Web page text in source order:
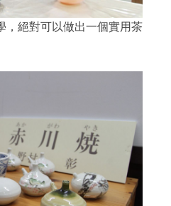
，絕對可以做出一個實用茶